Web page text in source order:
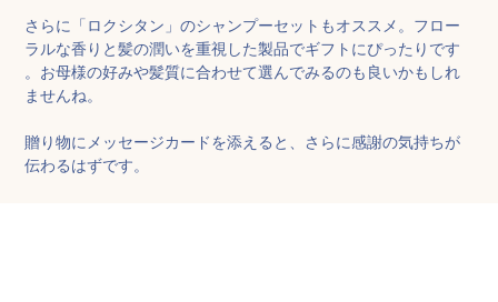
さらに「ロクシタン」のシャンプーセットもオススメ。フロー
ラルな香りと髪の潤いを重視した製品でギフトにぴったりです
。お母様の好みや髪質に合わせて選んでみるのも良いかもしれ
ませんね。
贈り物にメッセージカードを添えると、さらに感謝の気持ちが
伝わるはずです。